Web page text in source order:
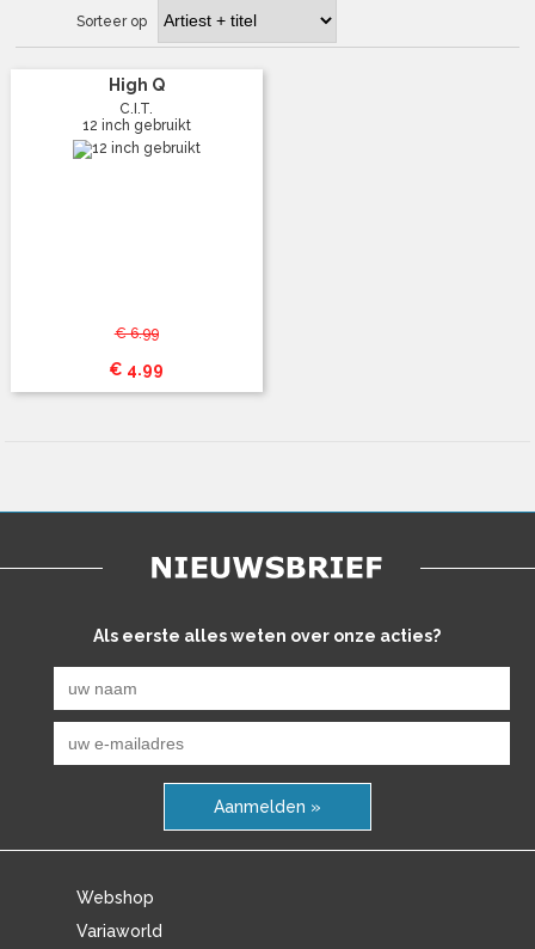
Sorteer op
High Q
C.I.T.
12 inch gebruikt
€ 6.99
€ 4.99
Als eerste alles weten over onze acties?
Aanmelden »
Webshop
Variaworld